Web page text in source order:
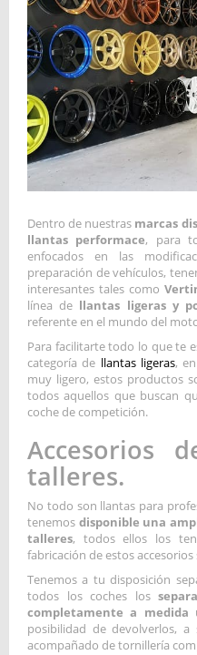
Dentro de nuestras marcas
llantas performace, para
enfocados en las
preparación de vehículos,
interesantes tales como
línea de llantas ligeras y
referente en el mundo del
Para facilitarte todo lo que te
categoría de llantas ligeras,
muy ligero, estos productos
todos aquellos que buscan
coche de competición.
Accesorios
talleres.
No todo son llantas para
tenemos disponible una
talleres, todos ellos los
fabricación de estos
Tenemos a tu disposición
todos los coches los
completamente a medida
posibilidad de devolverlos,
acompañado de tornillería